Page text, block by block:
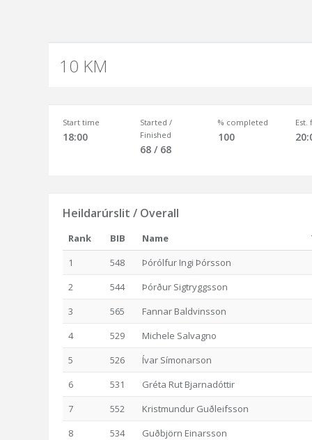
10 KM
Start time
18:00
Started /
Finished
68 / 68
% completed
100
Est.
Heildarúrslit / Overall
Rank BIB Name
1
548 Þórólfur Ingi Þórsson
2
544 Þórður Sigtryggsson
3
565 Fannar Baldvinsson
4
529 Michele Salvagno
5
526 Ívar Símonarson
6
531 Gréta Rut Bjarnadóttir
7
552 Kristmundur Guðleifsson
8
534 Guðbjörn Einarsson